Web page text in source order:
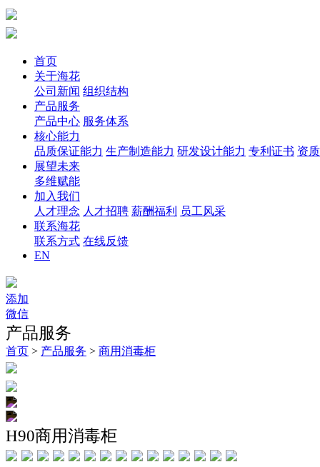
首页
关于海花
公司新闻 组织结构
产品服务
产品中心 服务体系
核心能力
品质保证能力 生产制造能力 研发设计能力 专利证书 资
展望未来
多维赋能
加入我们
人才理念 人才招聘 薪酬福利
员工风采
联系海花
联系方式 在线反馈
EN
添加
微信
产品服务
首页 > 产品服务 > 商用消毒柜
H90商用消毒柜